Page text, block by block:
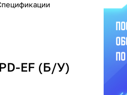
EF (Б/У)